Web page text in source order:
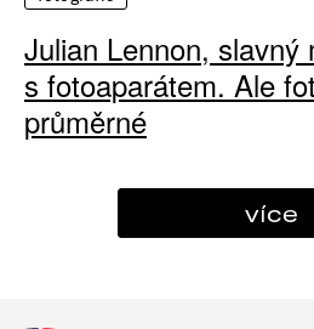
Julian Lennon, slavný
s fotoaparátem. Ale
průměrné
více